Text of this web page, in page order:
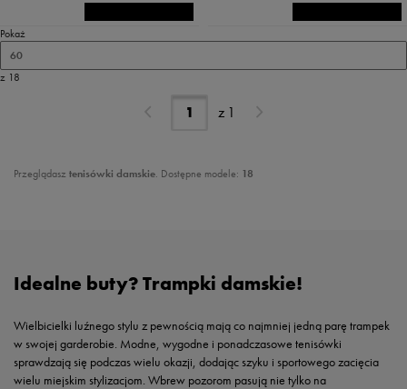
Pokaż
60
z 18
z 1
Przeglądasz tenisówki damskie. Dostępne modele: 18
Idealne buty? Trampki damskie!
Wielbicielki luźnego stylu z pewnością mają co najmniej jedną parę trampek
w swojej garderobie. Modne, wygodne i ponadczasowe tenisówki
sprawdzają się podczas wielu okazji, dodając szyku i sportowego zacięcia
wielu miejskim stylizacjom. Wbrew pozorom pasują nie tylko na